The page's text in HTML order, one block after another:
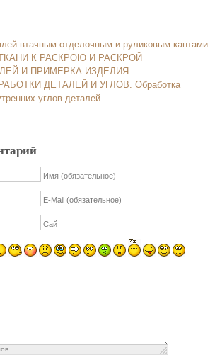
втачным отделочным и руликовым кантами
К РАСКРОЮ И РАСКРОЙ
И ПРИМЕРКА ИЗДЕЛИЯ
ДЕТАЛЕЙ И УГЛОВ. Обработка
углов деталей
Имя (обязательное)
E-Mail (обязательное)
Сайт